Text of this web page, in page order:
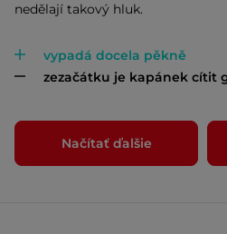
nedělají takový hluk.
vypadá docela pěkně
zezačátku je kapánek cítit
Načítať ďalšie